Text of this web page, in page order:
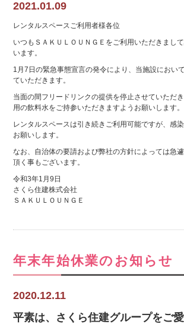
2021.01.09
レンタルスペースご利用者様各位
いつもＳＡＫＵＬＯＵＮＧＥをご利用いただきまし
います。
1月7日の緊急事態宣言の発令により、当施設におい
ていただきます。
当面の間フリードリンクの提供を停止させていただ
用の飲料水をご持参いただきますようお願いします。
レンタルスペースは引き続きご利用可能ですが、感
お願いします。
なお、自治体の要請および弊社の方針によっては急
頂く事もございます。
令和3年1月9日
さくら住建株式会社
ＳＡＫＵＬＯＵＮＧＥ
年末年始休業のお知らせ
2020.12.11
平素は、さくら住建グループをご